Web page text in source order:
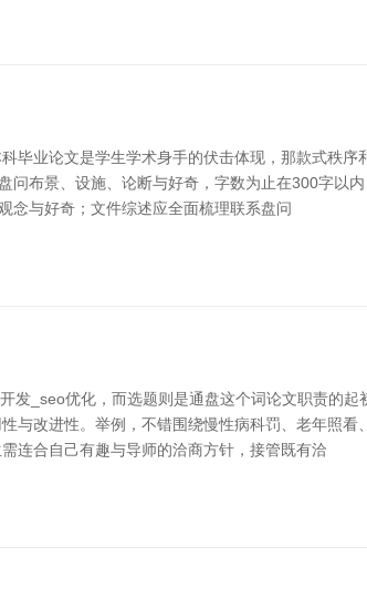
业论文是学生学术身手的伏击体现，那款式秩
布景、设施、论断与好奇，字数为止在300字以
念与好奇；文件综述应全面梳理联系盘问
_seo优化，而选题则是通盘这个词论文职责的
改进性。举例，不错围绕慢性病科罚、老年照看
连合自己有趣与导师的洽商方针，接管既有洽